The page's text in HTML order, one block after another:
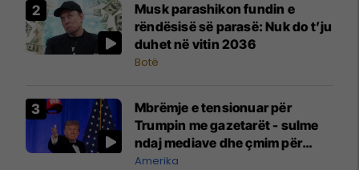
Musk parashikon fundin e
rëndësisë së parasë: Nuk do t’ju
duhet në vitin 2036
Botë
Mbrëmje e tensionuar për
Trumpin me gazetarët - sulme
ndaj mediave dhe çmim për
raportimin mbi Epsteinin
Amerika